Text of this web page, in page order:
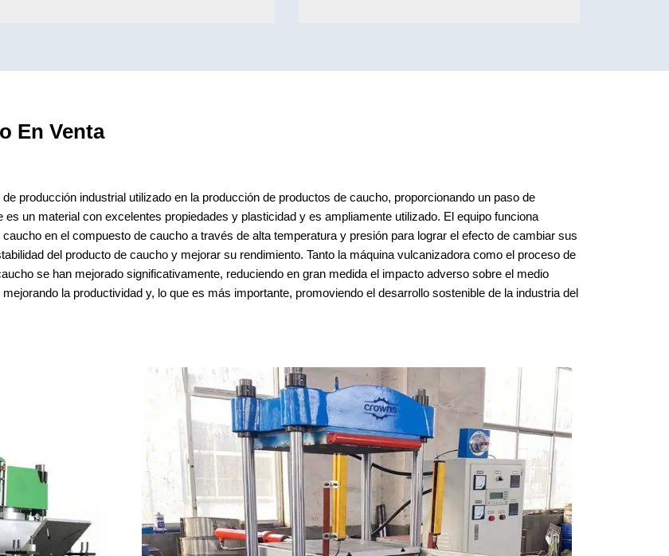
En Venta
producción industrial utilizado en la producción de productos de caucho, proporcionando un paso de
un material con excelentes propiedades y plasticidad y es ampliamente utilizado. El equipo funciona
en el compuesto de caucho a través de alta temperatura y presión para lograr el efecto de cambiar sus
del producto de caucho y mejorar su rendimiento. Tanto la máquina vulcanizadora como el proceso de
se han mejorado significativamente, reduciendo en gran medida el impacto adverso sobre el medio
la productividad y, lo que es más importante, promoviendo el desarrollo sostenible de la industria del